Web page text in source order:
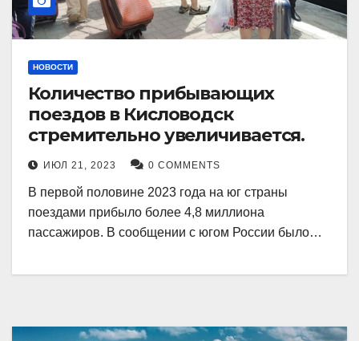
НОВОСТИ
Количество прибывающих
поездов в Кисловодск
стремительно увеличивается.
ИЮЛ 21, 2023 0 COMMENTS
В первой половине 2023 года на юг страны
поездами прибыло более 4,8 миллиона
пассажиров. В сообщении с югом России было…